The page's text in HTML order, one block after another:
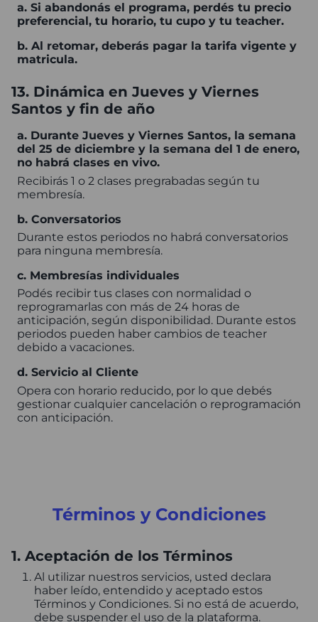
a. Si abandonás el programa, perdés tu precio
preferencial, tu horario, tu cupo y tu teacher.
b. Al retomar, deberás pagar la tarifa vigente y
matricula.
13. Dinámica en Jueves y Viernes
Santos y fin de año
a. Durante Jueves y Viernes Santos, la semana
del 25 de diciembre y la semana del 1 de enero,
no habrá clases en vivo.
Recibirás 1 o 2 clases pregrabadas según tu
membresía.
b. Conversatorios
Durante estos periodos no habrá conversatorios
para ninguna membresía.
c. Membresías individuales
Podés recibir tus clases con normalidad o
reprogramarlas con más de 24 horas de
anticipación, según disponibilidad. Durante estos
periodos pueden haber cambios de teacher
debido a vacaciones.
d. Servicio al Cliente
Opera con horario reducido, por lo que debés
gestionar cualquier cancelación o reprogramación
con anticipación.
Términos y Condiciones
1. Aceptación de los Términos
Al utilizar nuestros servicios, usted declara
haber leído, entendido y aceptado estos
Términos y Condiciones. Si no está de acuerdo,
debe suspender el uso de la plataforma.